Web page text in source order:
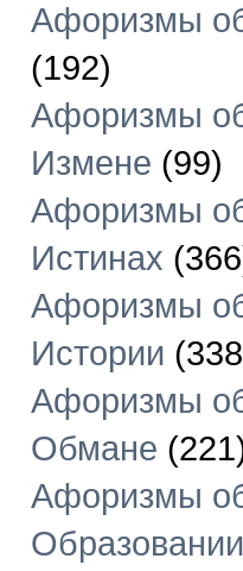
Афоризмы
(192)
Афоризмы
Измене (99)
Афоризмы
Истинах
Афоризмы
Истории
Афоризмы
Обмане
Афоризмы
Образовании